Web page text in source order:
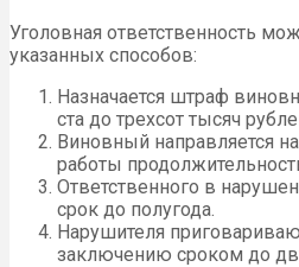
Уголовная ответственность
указанных способов:
Назначается штраф
ста до трехсот тысяч
Виновный направляется
работы
Ответственного в
срок до полугода.
Нарушителя
заключению сроком до